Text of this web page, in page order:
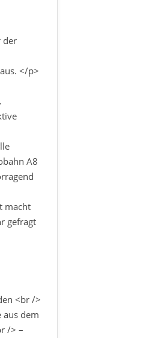
der
</p>
A8
macht
gefragt
<br />
aus dem
/> –